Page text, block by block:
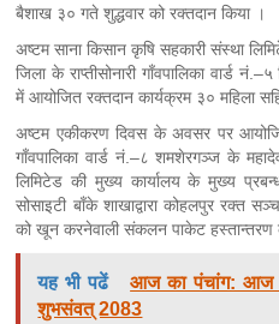
बैशाख ३० गते शुद्धवार को रक्तदान किया ।
अष्टम साना किसान कृषि सहकारी संस्था
जिला के राप्तीसोनारी गाँवपालिका वार्ड
में आयोजित रक्तदान कार्यक्रम ३० महिला
अष्टम एकीकरण दिवस के अवसर पर आयोजित
गाँवपालिका वार्ड नं.–८ शमशेरगञ्ज के
लिमिटेड की मुख्य कार्यालय के मुख्य
सोसाइटी बाँके शाखाद्वारा कोहलपुर रक्त
को खून करनेवाली संकलन पाकेट हस्तान्तरण
यह भी पढें
आज का पंचांग: आज
शुभसंवत् 2083